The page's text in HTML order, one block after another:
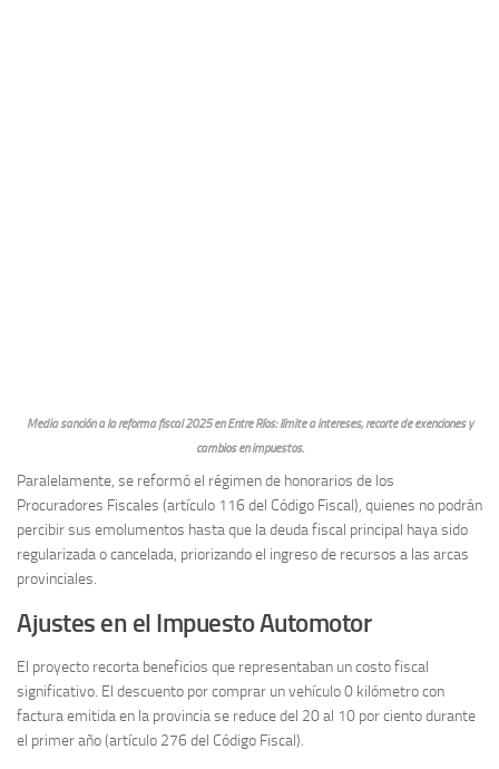
Media sanción a la reforma fiscal 2025 en Entre Ríos: límite a intereses, recorte de exenciones y
cambios en impuestos.
Paralelamente, se reformó el régimen de honorarios de los
Procuradores Fiscales (artículo 116 del Código Fiscal), quienes no podrán
percibir sus emolumentos hasta que la deuda fiscal principal haya sido
regularizada o cancelada, priorizando el ingreso de recursos a las arcas
provinciales.
Ajustes en el Impuesto Automotor
El proyecto recorta beneficios que representaban un costo fiscal
significativo. El descuento por comprar un vehículo 0 kilómetro con
factura emitida en la provincia se reduce del 20 al 10 por ciento durante
el primer año (artículo 276 del Código Fiscal).